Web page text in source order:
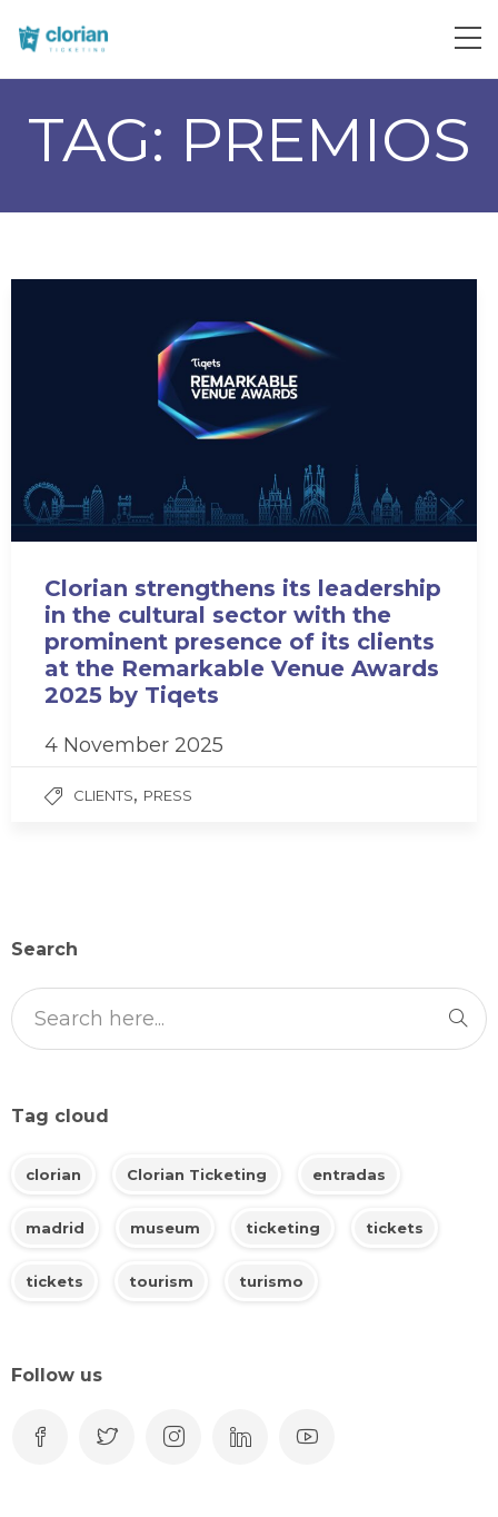
TAG: PREMIOS
Clorian strengthens its leadership
in the cultural sector with the
prominent presence of its clients
at the Remarkable Venue Awards
2025 by Tiqets
4 November 2025
CLIENTS, PRESS
Search
Tag cloud
clorian Clorian Ticketing entradas
madrid museum ticketing tickets
tickets tourism turismo
Follow us